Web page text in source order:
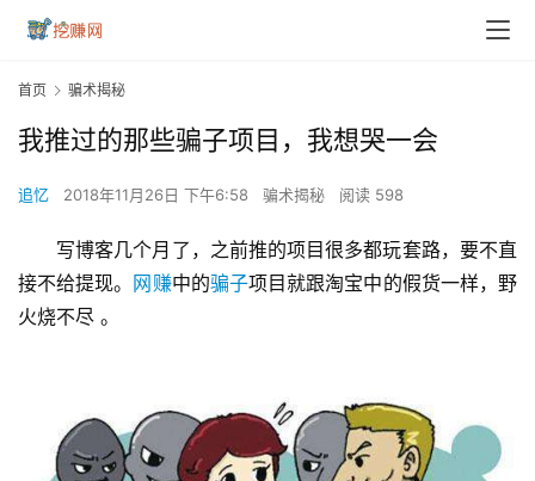
首页 骗术揭秘
我推过的那些骗子项目，我想哭一会
追忆 2018年11月26日 下午6:58 骗术揭秘 阅读 598
写博客几个月了，之前推的项目很多都玩套路，要不直
接不给提现。 网赚中的骗子项目就跟淘宝中的假货一样，野
火烧不尽 。